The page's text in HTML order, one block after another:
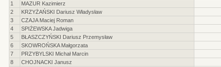
1
MAZUR Kazimierz
2
KRZYŻAŃSKI Dariusz Władysław
3
CZAJA Maciej Roman
4
SPIŻEWSKA Jadwiga
5
BŁASZCZYŃSKI Dariusz Przemysław
6
SKOWROŃSKA Małgorzata
7
PRZYBYLSKI Michał Marcin
8
CHOJNACKI Janusz